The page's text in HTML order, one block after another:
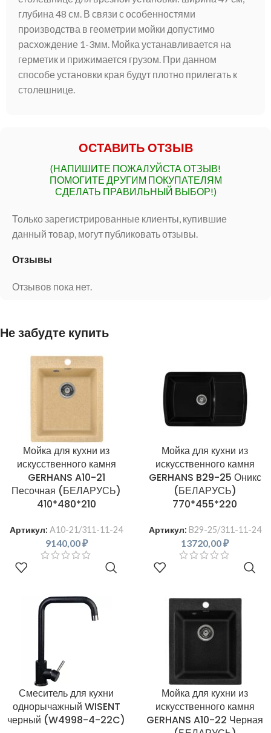
глубина 48 см. В связи с особенностями
производства в геометрии мойки допустимо
расхождение 1-3мм. Мойка устанавливается на
герметик и прижимается грузом. При данном
способе установки края будут плотно прилегать к
столешнице.
ОСТАВИТЬ ОТЗЫВ
(НАПИШИТЕ ПОЖАЛУЙСТА ОТЗЫВ!
ПОМОГИТЕ ДРУГИМ ПОКУПАТЕЛЯМ
СДЕЛАТЬ ПРАВИЛЬНЫЙ ВЫБОР!)
Отзывы
Отзывов пока нет.
Только зарегистрированные клиенты, купившие
данный товар, могут публиковать отзывы.
Не забудте купить
Мойка для кухни из
искусственного камня
GERHANS A10-21
Песочная (БЕЛАРУСЬ)
410*480*210
Артикул: A10-21/311-11-24
9140,00₽
Мойка для кухни из
искусственного камня
GERHANS B29-25 Оникс
(БЕЛАРУСЬ)
770*455*220
Артикул: B29-25/311-11-24
13720,00₽
Смеситель для кухни
однорычажный WISENT
черный (W4998-4-22C)
Мойка для кухни из
искусственного камня
GERHANS A10-22 Черная